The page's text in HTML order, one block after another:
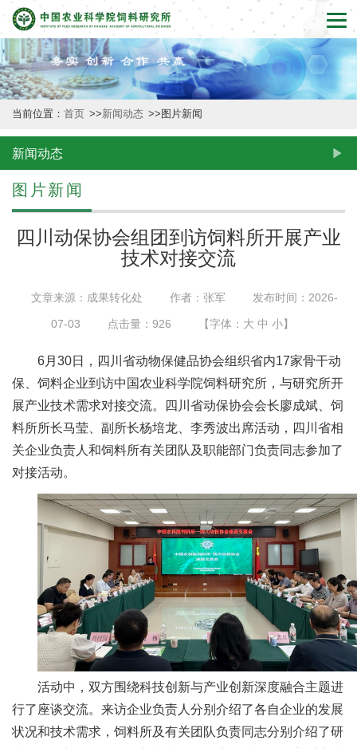
首
页
本
所
概
况
新
闻
团
队
科
人
当前位置： 首页 >>新闻动态 >> 图片新闻
新闻动态
图片新闻
四川动保协会组团到访饲料所开展产业
技术对接交流
文章来源：成果转化处 作者：张军 发布时间：2026-
07-03 点击量： 926 【字体： 大 中 小】
6月30日，四川省动物保健品协会组织省内17家骨干动
保、饲料企业到访中国农业科学院饲料研究所，与研究所开
展产业技术需求对接交流。四川省动保协会会长廖成斌、饲
料所所长马莹、副所长杨培龙、李秀波出席活动，四川省相
关企业负责人和饲料所有关团队及职能部门负责同志参加了
对接活动。
活动中，双方围绕科技创新与产业创新深度融合主题进
行了座谈交流。来访企业负责人分别介绍了各自企业的发展
状况和技术需求，饲料所及有关团队负责同志分别介绍了研